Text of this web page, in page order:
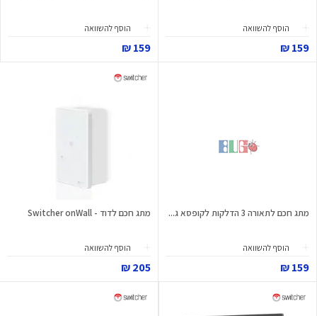
הוסף להשוואה
159 ₪
הוסף להשוואה
159 ₪
מתג חכם לתאורה 3 הדלקות לקופסא ג...
הוסף להשוואה
159 ₪
מתג חכם לדוד - Switcher onWall
הוסף להשוואה
205 ₪